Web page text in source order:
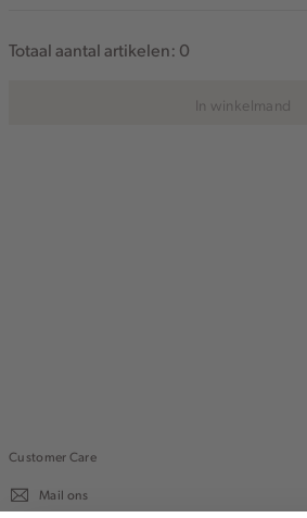
Totaal aantal artikelen: 0
In winkelmand
Customer Care
Mail ons